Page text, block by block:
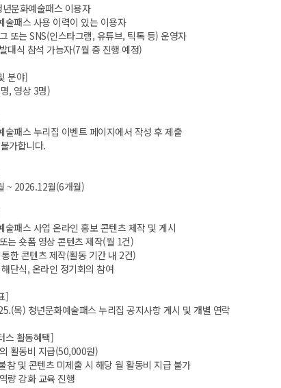
문화예술패스 이용자
술패스 사용 이력이 있는 이용자
또는 SNS(인스타그램, 유튜브, 틱톡 등) 운영자
대식 참석 가능자(7월 중 진행 예정)
분야]
, 영상 3명)
술패스 누리집 이벤트 페이지에서 작성 후 제출
가합니다.
~ 2026.12월(6개월)
술패스 사업 온라인 홍보 콘텐츠 제작 및 게시
는 숏폼 영상 콘텐츠 제작(월 1건)
한 콘텐츠 제작(활동 기간 내 2건)
단식, 온라인 정기회의 참여
]
목) 청년문화예술패스 누리집 공지사항 게시 및 개별 연락
스 활동혜택]
활동비 지급(50,000원)
참 및 콘텐츠 미제출 시 해당 월 활동비 지급 불가
량 강화 교육 진행